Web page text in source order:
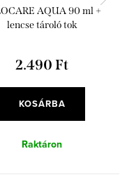
AQUA 90 ml +
lencse tároló tok
2.490 Ft
KOSÁRBA
Raktáron